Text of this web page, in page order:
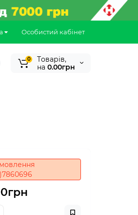
Особистий кабінет
0
Tоварів,
на 0.00грн